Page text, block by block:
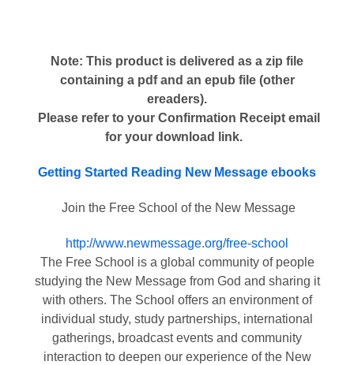
Note: This product is delivered as a zip file
containing a pdf and an epub file (other
ereaders).
Please refer to your Confirmation Receipt email
for your download link.
Getting Started Reading New Message ebooks
Join the Free School of the New Message
http://www.newmessage.org/free-school
The Free School is a global community of people
studying the New Message from God and sharing it
with others. The School offers an environment of
individual study, study partnerships, international
gatherings, broadcast events and community
interaction to deepen our experience of the New